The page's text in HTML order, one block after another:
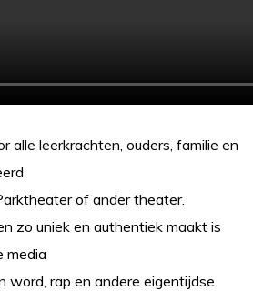
alle leerkrachten, ouders, familie en
of ander theater.
zo uniek en authentiek maakt is
media
word, rap en andere eigentijdse